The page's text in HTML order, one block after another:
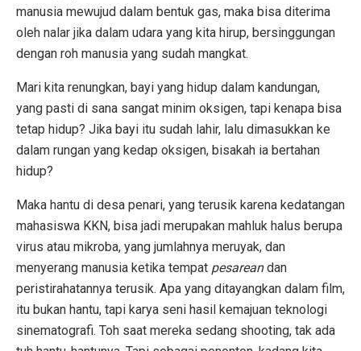
manusia mewujud dalam bentuk gas, maka bisa diterima
oleh nalar jika dalam udara yang kita hirup, bersinggungan
dengan roh manusia yang sudah mangkat.
Mari kita renungkan, bayi yang hidup dalam kandungan,
yang pasti di sana sangat minim oksigen, tapi kenapa bisa
tetap hidup? Jika bayi itu sudah lahir, lalu dimasukkan ke
dalam rungan yang kedap oksigen, bisakah ia bertahan
hidup?
Maka hantu di desa penari, yang terusik karena kedatangan
mahasiswa KKN, bisa jadi merupakan mahluk halus berupa
virus atau mikroba, yang jumlahnya meruyak, dan
menyerang manusia ketika tempat pesareandan
peristirahatannya terusik. Apa yang ditayangkan dalam film,
itu bukan hantu, tapi karya seni hasil kemajuan teknologi
sinematografi. Toh saat mereka sedang shooting, tak ada